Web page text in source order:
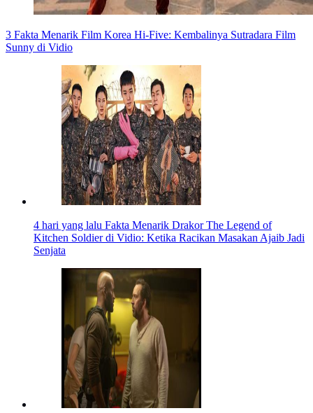
3 Fakta Menarik Film Korea Hi-Five: Kembalinya Sutradara Film
Sunny di Vidio
4 hari yang lalu Fakta Menarik Drakor The Legend of
Kitchen Soldier di Vidio: Ketika Racikan Masakan Ajaib Jadi
Senjata